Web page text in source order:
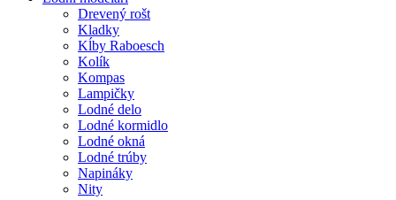
Drevený rošt
Kladky
Kĺby Raboesch
Kolík
Kompas
Lampičky
Lodné delo
Lodné kormidlo
Lodné okná
Lodné trúby
Napináky
Nity